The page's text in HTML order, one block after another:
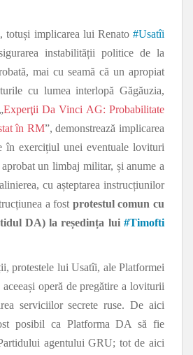
totuși implicarea lui Renato#Usatîi
instabilității politice de la
mai cu seamă că un apropiat
cu lumea interlopă Găgăuzia,
Experţii Da Vinci AG: Probabilitate
în RM”, demonstrează implicarea
în exercițiul unei eventuale lovituri
un limbaj militar, și anume a
cu așteptarea instrucțiunilor
a fost protestul comun cu
DA) la reședința lui#Timofti
protestele lui Usatîi, ale Platformei
operă de pregătire a loviturii
serviciilor secrete ruse. De aici
posibil ca Platforma DA să fie
agentului GRU; tot de aici